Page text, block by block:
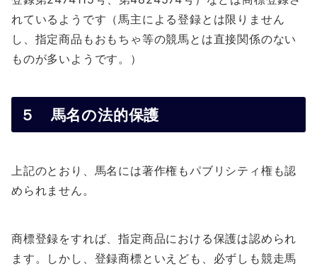
れているようです（馬主による登録とは限りません
し、指定商品もおもちゃ等の競馬とは直接関係のない
ものが多いようです。）
５ 馬名の法的保護
上記のとおり、馬名には著作権もパブリシティ権も認
められません。
商標登録をすれば、指定商品における保護は認められ
ます。しかし、登録商標といえども、必ずしも競走馬